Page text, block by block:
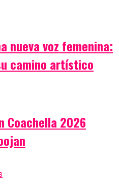
nueva voz femenina:
camino artístico
Coachella 2026